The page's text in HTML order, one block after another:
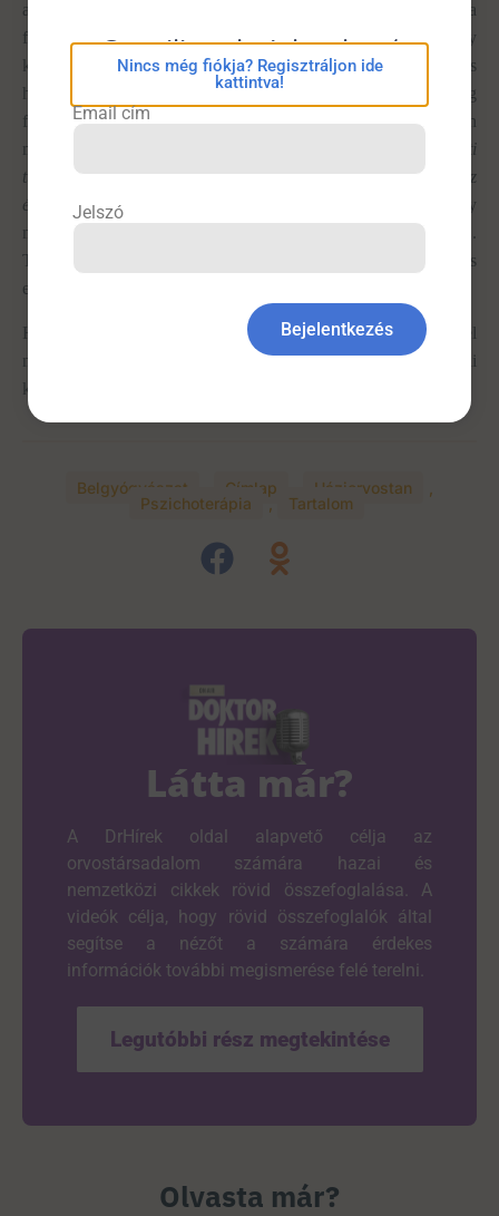
algoritmusa önmagában is hamis üzenetet hordoz, miszerint az a
fontos, hogy minden testi betegséget diagnosztizáljunk vagy
kizárjunk, az érzelmi problémák másodrangúak. A másik káros
hatású üzenet pedig az, hogy a beteg az orvos számára addig
fontos, amíg a testi panaszait, tüneteit vizsgálja, és semmilyen
módon nem keresi az
összefüggést a beteg érzelmei és a testi
tünetei között. Ezzel ugyanazt tesszük, amit a beteg:lehasítjuk az
érzéseket, és nem tudatosítjuk
. Így viszont a beteg nem érti, hogy
miért kellene pszichológushoz mennie, hiszen neki a hasa fáj.
Tehát devalválom az érzelmi, kapcsolati problémákat, és
erősítem a betegben a testi és érzelmi tünetek szétválasztását.
Happy end: A beteg banális vírusfertőzés miatt keresett fel
néhány hónappal később. Alig ismertem rá! Derűs volt, vonásai
kisimultak. Tornázik, pszichoterápiába jár.
Belgyógyászat Címlap Háziorvostan
Pszichoterápia
, Tartalom
Látta már?
A DrHírek oldal alapvető célja az
orvostársadalom számára hazai és
nemzetközi cikkek rövid összefoglalása. A
videók célja, hogy rövid összefoglalók által
segítse a nézőt a számára érdekes
információk további megismerése felé terelni.
Legutóbbi rész megtekintése
Olvasta már?
eConsilium bejelentkezés
Nincs még fiókja? Regisztráljon ide
kattintva!
Email cím
Jelszó
Bejelentkezés